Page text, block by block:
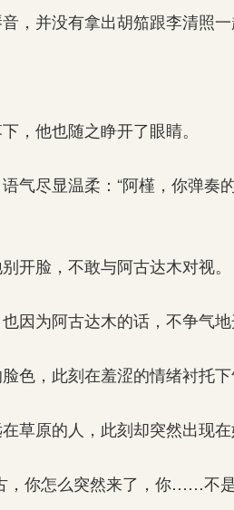
，并没有拿出胡笳跟李清照一
，他也随之睁开了眼睛。
气尽显温柔：“阿槿，你弹奏
开脸，不敢与阿古达木对视。
因为阿古达木的话，不争气地
色，此刻在羞涩的情绪衬托下
草原的人，此刻却突然出现在
，你怎么突然来了，你……不